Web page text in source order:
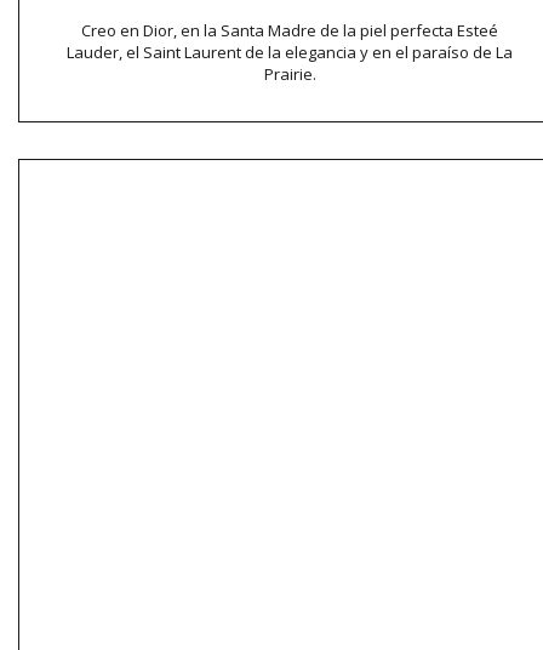
Creo en Dior, en la Santa Madre de la piel perfecta Esteé
Lauder, el Saint Laurent de la elegancia y en el paraíso de La
Prairie.